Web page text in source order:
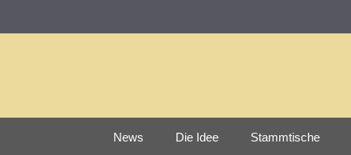
News Die Idee Stammtische